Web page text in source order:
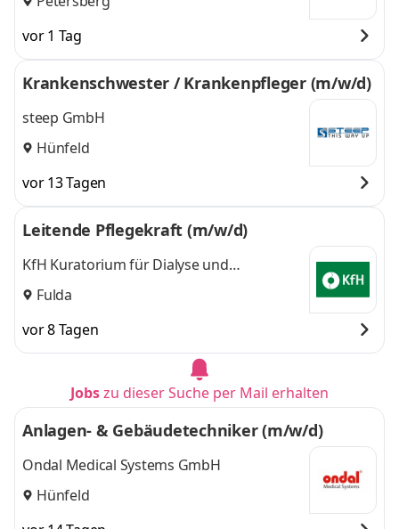
vor 1 Tag
Krankenschwester / Krankenpfleger (m/w/d)
steep GmbH
Hünfeld
vor 13 Tagen
Leitende Pflegekraft (m/w/d)
KfH Kuratorium für Dialyse und
Nierentransplantation e.V.
Fulda
vor 8 Tagen
Jobszu dieser Suche per Mail erhalten
Anlagen- & Gebäudetechniker (m/w/d)
Ondal Medical Systems GmbH
Hünfeld